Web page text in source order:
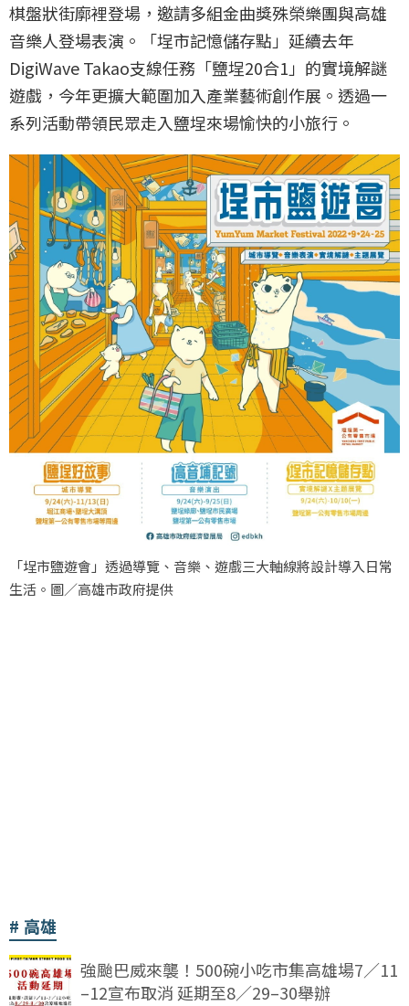
棋盤狀街廓裡登場，邀請多組金曲獎殊榮樂團與高雄
音樂人登場表演。「埕市記憶儲存點」延續去年
DigiWave Takao支線任務「鹽埕20合1」的實境解謎
遊戲，今年更擴大範圍加入產業藝術創作展。透過一
系列活動帶領民眾走入鹽埕來場愉快的小旅行。
「埕市鹽遊會」透過導覽、音樂、遊戲三大軸線將設計導入日常
生活。圖／高雄市政府提供
高雄
強颱巴威來襲！500碗小吃市集高雄場7／11
–12宣布取消 延期至8／29–30舉辦